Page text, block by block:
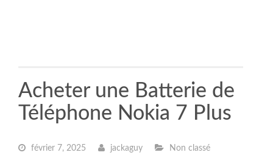
Acheter une Batterie de
Téléphone Nokia 7 Plus
février 7, 2025 jackaguy Non classé